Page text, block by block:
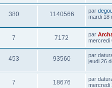
380 1140566 par
mardi 18
7 7172 par
mercredi
453 93560 par
jeudi 26
7 18676 par
mercredi